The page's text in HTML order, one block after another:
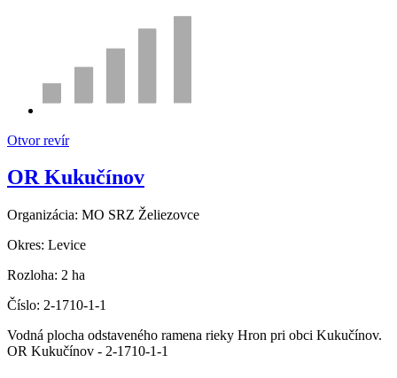
Otvor revír
OR Kukučínov
Organizácia: MO SRZ Želiezovce
Okres: Levice
Rozloha: 2 ha
Číslo: 2-1710-1-1
Vodná plocha odstaveného ramena rieky Hron pri obci Kukučínov.
OR Kukučínov - 2-1710-1-1